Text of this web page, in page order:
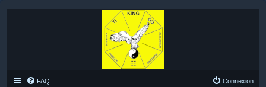
FAQ Connexion